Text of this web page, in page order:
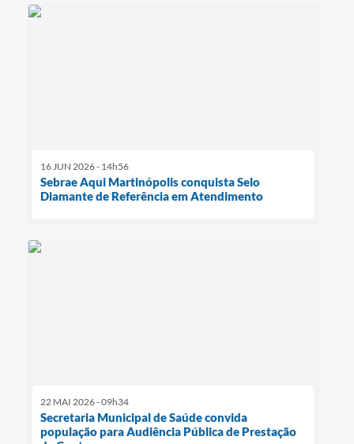
16 JUN 2026 - 14h56
Sebrae Aqui Martinópolis conquista Selo
Diamante de Referência em Atendimento
22 MAI 2026 - 09h34
Secretaria Municipal de Saúde convida
população para Audiência Pública de Prestação